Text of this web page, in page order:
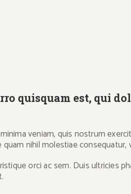
quisquam est, qui
veniam, quis nostrum
nihil molestiae
orci ac sem. Duis ultricies